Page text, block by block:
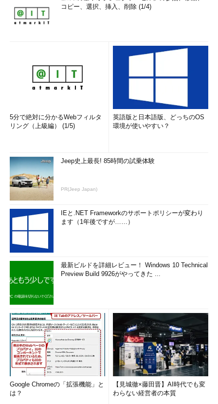
コピー、選択、挿入、削除 (1/4)
5分で絶対に分かるWebフィルタ
リング（上級編） (1/5)
英語版と日本語版、どっちのOS
環境が使いやすい？
Jeep史上最長! 85時間の試乗体験
PR(Jeep Japan)
IEと.NET Frameworkのサポートポリシーが変わり
ます（1年後ですが……）
最新ビルドを詳細レビュー！ Windows 10 Technical
Preview Build 9926がやってきた ...
Google Chromeの「拡張機能」と
は？
【見城徹×藤田晋】AI時代でも変
わらない経営者の本質